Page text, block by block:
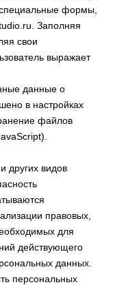
формы,
Заполняя
свои
выражает
данные о
в настройках
файлов
других видов
правовых,
для
действующего
данных.
персональных